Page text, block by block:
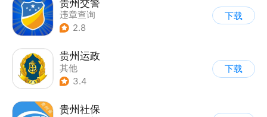
违章查询
2.8
下载
贵州运政
其他
3.4
下载
贵州社保